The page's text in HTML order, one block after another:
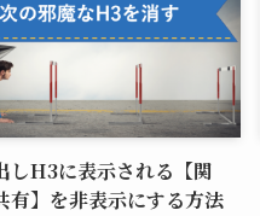
しH3に表示される【関
有】を非表示にする方法